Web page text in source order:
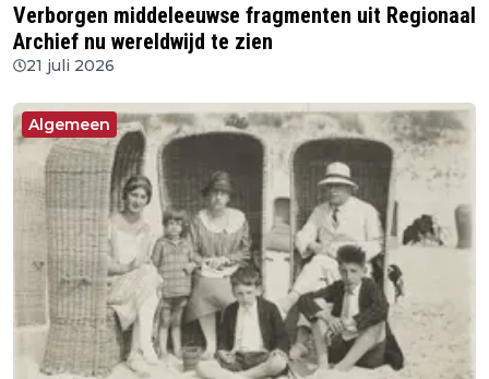
Verborgen middeleeuwse fragmenten uit Regionaal
Archief nu wereldwijd te zien
21 juli 2026
Algemeen